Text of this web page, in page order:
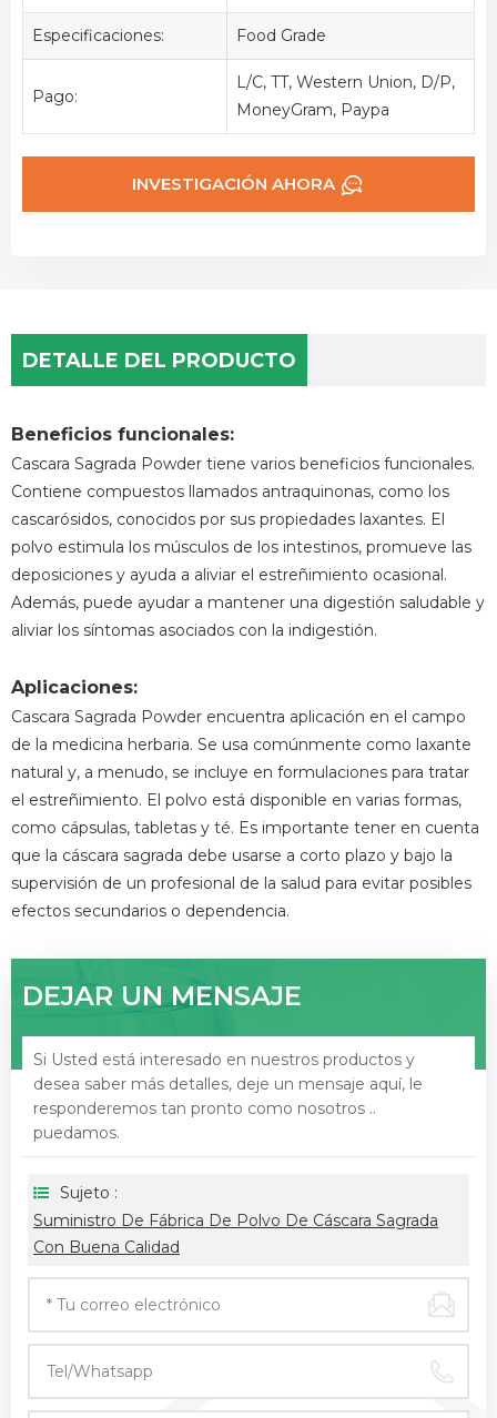
Especificaciones: Food Grade
Pago:
L/C, TT, Western Union, D/P,
MoneyGram, Paypa
INVESTIGACIÓN AHORA
DETALLE DEL PRODUCTO
Beneficios funcionales:
Cascara Sagrada Powder tiene varios beneficios funcionales.
Contiene compuestos llamados antraquinonas, como los
cascarósidos, conocidos por sus propiedades laxantes. El
polvo estimula los músculos de los intestinos, promueve las
deposiciones y ayuda a aliviar el estreñimiento ocasional.
Además, puede ayudar a mantener una digestión saludable y
aliviar los síntomas asociados con la indigestión.
Aplicaciones:
Cascara Sagrada Powder encuentra aplicación en el campo
de la medicina herbaria. Se usa comúnmente como laxante
natural y, a menudo, se incluye en formulaciones para tratar
el estreñimiento. El polvo está disponible en varias formas,
como cápsulas, tabletas y té. Es importante tener en cuenta
que la cáscara sagrada debe usarse a corto plazo y bajo la
supervisión de un profesional de la salud para evitar posibles
efectos secundarios o dependencia.
DEJAR UN MENSAJE
Si Usted está interesado en nuestros productos y
desea saber más detalles, deje un mensaje aquí, le
responderemos tan pronto como nosotros ..
puedamos.
Sujeto :
Suministro De Fábrica De Polvo De Cáscara Sagrada
Con Buena Calidad